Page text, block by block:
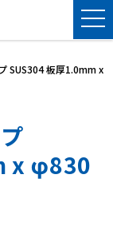
SUS304 板厚1.0mm x
x φ830